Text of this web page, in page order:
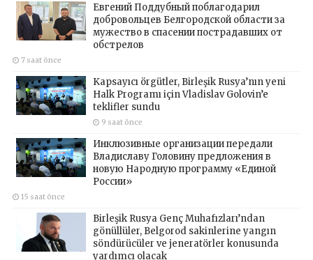
Евгений Поддубный поблагодарил
добровольцев Белгородской области за
мужество в спасении пострадавших от
обстрелов
7 saat önce
Kapsayıcı örgütler, Birleşik Rusya’nın yeni
Halk Programı için Vladislav Golovin’e
teklifler sundu
9 saat önce
Инклюзивные организации передали
Владиславу Головину предложения в
новую Народную программу «Единой
России»
15 saat önce
Birleşik Rusya Genç Muhafızları’ndan
gönüllüler, Belgorod sakinlerine yangın
söndürücüler ve jeneratörler konusunda
yardımcı olacak